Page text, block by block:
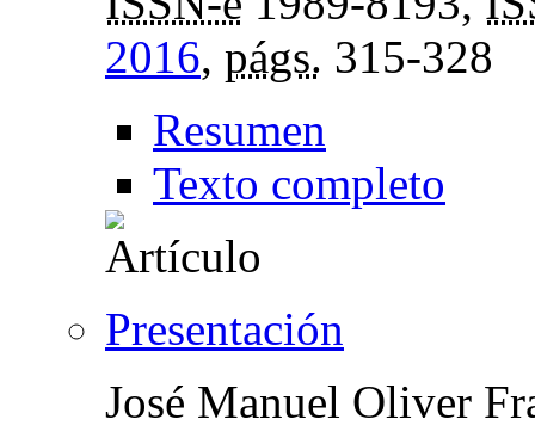
2016, págs. 315-328
Resumen
Texto completo
Presentación
José Manuel Oliver